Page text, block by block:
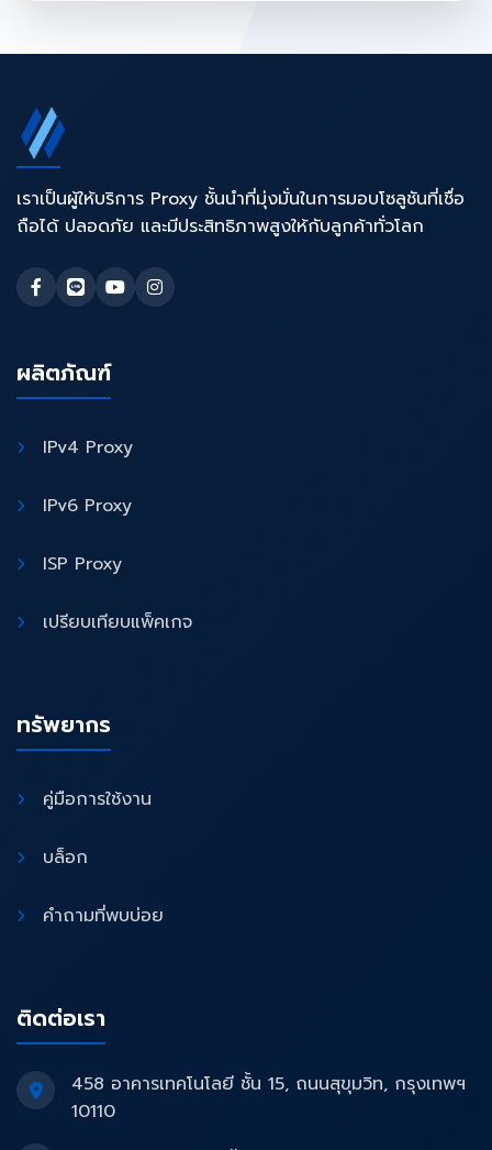
เราเป็นผู้ให้บริการ Proxy ชั้นนำที่มุ่งมั่นในการมอบโซลูชันที่เชื่อ
ถือได้ ปลอดภัย และมีประสิทธิภาพสูงให้กับลูกค้าทั่วโลก
ผลิตภัณฑ์
IPv4 Proxy
IPv6 Proxy
ISP Proxy
เปรียบเทียบแพ็คเกจ
ทรัพยากร
คู่มือการใช้งาน
บล็อก
คำถามที่พบบ่อย
ติดต่อเรา
458 อาคารเทคโนโลยี ชั้น 15, ถนนสุขุมวิท, กรุงเทพฯ
10110